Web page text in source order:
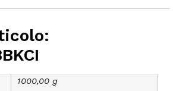
1000,00 g